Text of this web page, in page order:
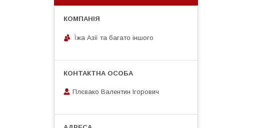
Їжа Азії та багато іншого
Плєвако Валентин Ігорович